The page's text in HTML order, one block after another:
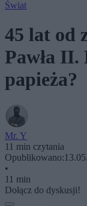
Świat
45 lat od
Pawła II.
papieża?
Mr. Y
11 min czytania
Opublikowano:
•
11 min
Dołącz do dyskusji!